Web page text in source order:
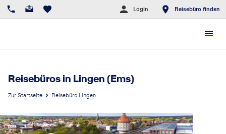
Login Reisebüro finden
Reisebüros in Lingen (Ems)
Zur Startseite Reisebüro Lingen